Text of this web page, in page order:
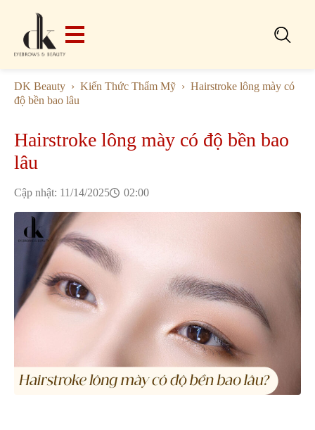
DK Beauty Kiến Thức Thẩm Mỹ
Hairstroke lông mày có
độ bền bao lâu
Hairstroke lông mày có độ bền bao
lâu
Cập nhật: 11/14/2025 02:00